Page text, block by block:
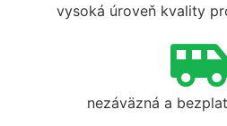
vysoká úroveň kvality
nezáväzná a